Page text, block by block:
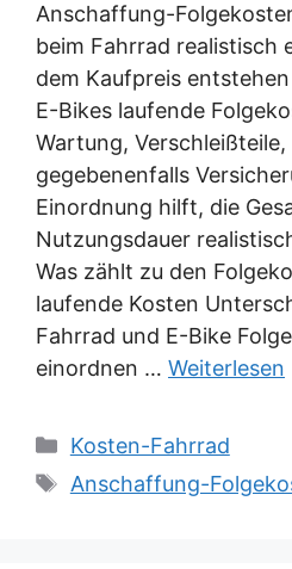
Anschaffung-
beim Fahrrad realistisch
dem Kaufpreis
E-Bikes laufende
Wartung,
gegebenenfalls
Einordnung hilft, die
Nutzungsdauer
Was zählt zu den
laufende Kosten
Fahrrad und E-Bike
einordnen … Weiterlesen
Kategorien
Kosten-Fahrrad
Schlagwörter
Anschaffung-